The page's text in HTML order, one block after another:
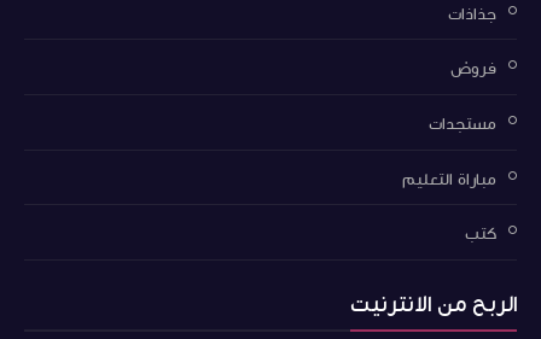
جذاذات
فروض
مستجدات
مباراة التعليم
كتب
الربح من الانترنيت